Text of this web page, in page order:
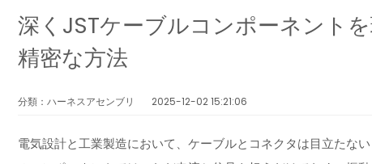
深くJSTケーブルコンポーネント
精密な方法
分類：ハーネスアセンブリ 2025-12-02 15:21:06
電気設計と工業製造において、ケーブルとコネクタは目立たな